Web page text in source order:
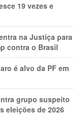
19 vezes e
na Justiça para
contra o Brasil
é alvo da PF em
grupo suspeito
eleições de 2026